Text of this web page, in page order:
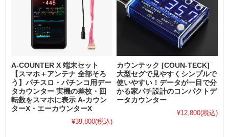
A-COUNTER X 端末セット
【スマホ＋アンテナ 全部そろ
う】パチスロ・パチンコ用デー
タカウンター 実機の差枚・回
転数をスマホに表示 A-カウン
ターX・エーカウンターX
¥39,800(税込)
カウンテック [COUN-TECK]
大型セグで見やすくシンプルで
使いやすい！データが一目で分
かる家パチ設計のコンパクトデ
ータカウンター
¥12,800(税込)